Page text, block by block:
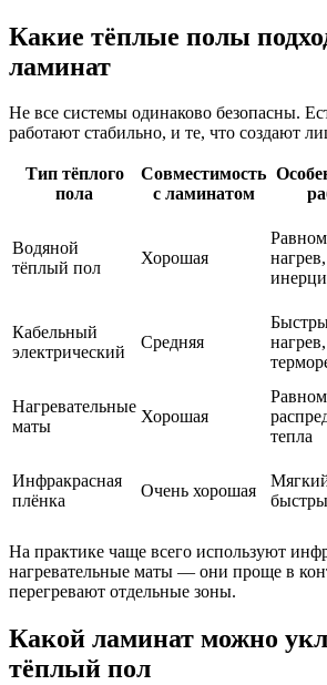
Какие тёплые полы
ламинат
Не все системы одинаково безопасны.
работают стабильно, и те, что создают
Тип тёплого
пола
Совместимость
с ламинатом
Водяной
тёплый пол
Хорошая
нагрев,
Кабельный
электрический
Средняя
Нагревательные
маты
Хорошая
тепла
Инфракрасная
плёнка
Очень хорошая
На практике чаще всего используют
нагревательные маты — они проще в
перегревают отдельные зоны.
Какой ламинат можно
тёплый пол